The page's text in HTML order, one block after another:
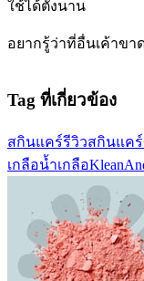
ใช้ได้ตั้งนาน
อยากรู้ว่าที่อื่นเค้าขา
Tag ที่เกี่ยวข้อง
สกินแคร์รีวิวสกินแคร์
เกลือน้ำเกลือ